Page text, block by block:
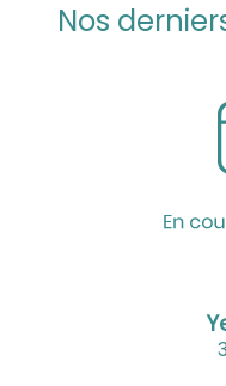
Nos